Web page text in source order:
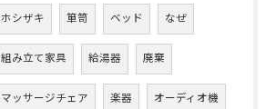
ホシザキ 箪笥 ベッド なぜ
組み立て家具 給湯器 廃棄
マッサージチェア 楽器 オーディオ機